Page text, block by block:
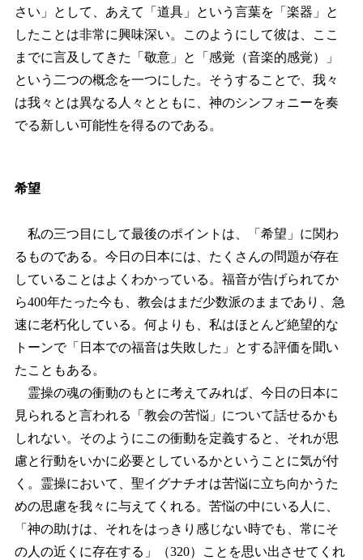
さい」として、あえて「道具」という言葉を「楽器」と
したことは非常に興味深い。このようにして彼は、ここ
までに言及してきた「敬意」と「感覚（音楽的感覚）」
という二つの概念を一つにした。そうすることで、我々
は我々とは異なる人々とともに、神のシンフォニーを奏
でる新しい可能性を得るのである。
希望
私の三つ目にして最後のポイントは、「希望」に関わ
るものである。今日の日本には、たくさんの問題が存在
していることはよくわかっている。福音が告げられてか
ら400年たった今も、教会はまだ少数派のままであり、急
速に老朽化している。何よりも、私はほとんど絶望的な
トーンで「日本での福音は失敗した」とする評価を聞い
たこともある。
霊操の魂の衝動のもとに考えてみれば、今日の日本に
見られると言われる「教会の苦悩」について話せるかも
しれない。そのようにこの衝動を定義すると、それが思
慮と行動をいかに必要としているかということに気が付
く。霊操において、聖イグナチオは苦悩に立ち向かうた
めの思慮を我々に与えてくれる。苦悩の中にいる人に、
「神の助けは、それをはっきり感じない時でも、常にそ
の人の近くに存在する」（320）ことを思い出させてくれ